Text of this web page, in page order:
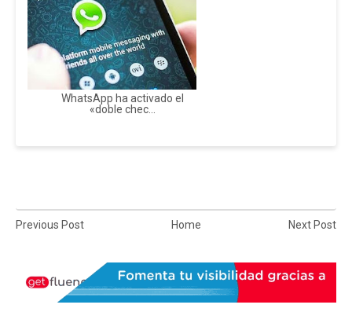
WhatsApp ha activado el
«doble chec...
Previous Post Home Next Post